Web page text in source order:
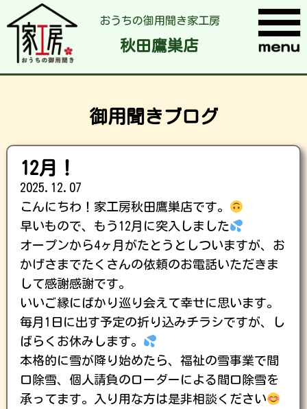
おうちの御用聞き家工房
秋田鷹巣店
御用聞きブログ
12月！
2025.12.07
こんにちわ！家工房秋田鷹巣店です。
早いもので、もう12月に突入しました
オープンから4ヶ月がたとうとしついますが、お
かげさまでたくさんの依頼のお電話いただきま
して感謝感謝です。
いいご縁にばかり巡り会えて幸せに思います。
毎月1日に出す予定の折り込みチラシですが、し
ばらくお休みします。
本格的に雪が降り始めたら、福祉の雪事業で間
口除雪、個人請負のローダーによる間口除雪を
承ってます。入り用な方は是非相談ください